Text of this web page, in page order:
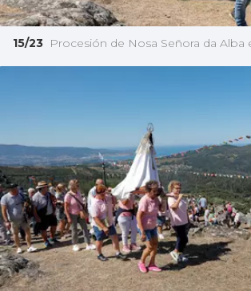
15/23 Procesión de Nosa Señora da Alba